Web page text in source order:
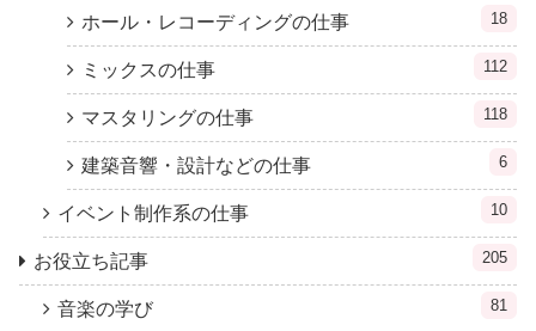
ホール・レコーディングの仕事 18
ミックスの仕事 112
マスタリングの仕事 118
建築音響・設計などの仕事 6
イベント制作系の仕事 10
お役立ち記事 205
音楽の学び 81